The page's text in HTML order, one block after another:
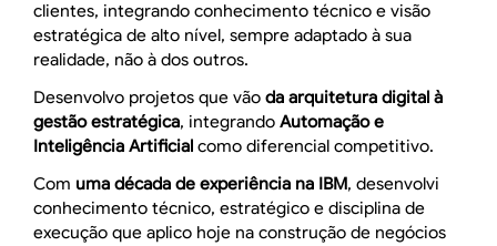
clientes, integrando conhecimento técnico e visão
estratégica de alto nível, sempre adaptado à sua
realidade, não à dos outros.
Desenvolvo projetos que vão da arquitetura digital à
gestão estratégica, integrando Automação e
Inteligência Artificial como diferencial competitivo.
Com uma década de experiência na IBM, desenvolvi
conhecimento técnico, estratégico e disciplina de
execução que aplico hoje na construção de negócios